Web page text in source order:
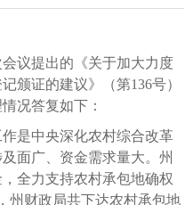
议提出的《关于加大力度
颁证的建议》（第136号）
况答复如下：
是中央深化农村综合改革
面广、资金需求量大。州
全力支持农村承包地确权
州财政局共下达农村承包地